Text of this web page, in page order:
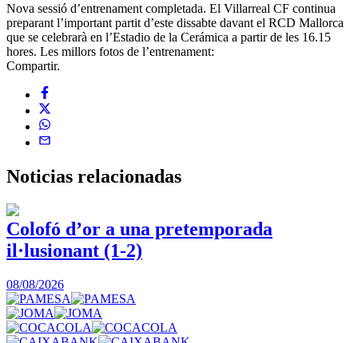
Nova sessió d’entrenament completada. El Villarreal CF continua
preparant l’important partit d’este dissabte davant el RCD Mallorca
que se celebrarà en l’Estadio de la Cerámica a partir de les 16.15
hores. Les millors fotos de l’entrenament:
Compartir.
Noticias relacionadas
Colofó d’or a una pretemporada
il·lusionant (1-2)
08/08/2026